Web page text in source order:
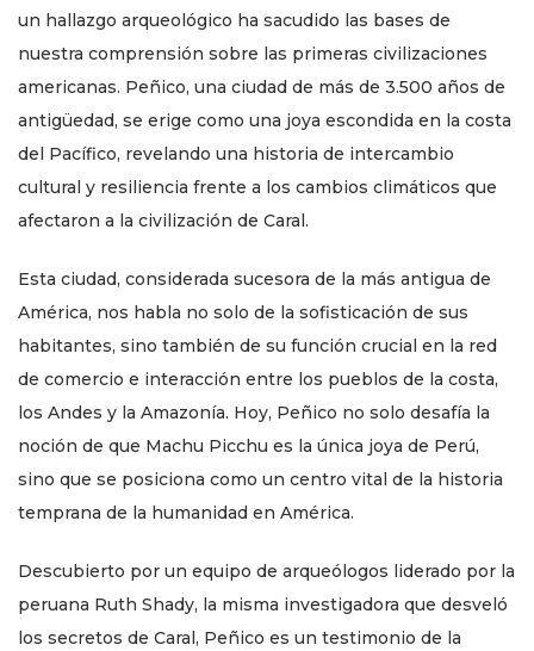
un hallazgo arqueológico ha sacudido las bases de
nuestra comprensión sobre las primeras civilizaciones
americanas. Peñico, una ciudad de más de 3.500 años de
antigüedad, se erige como una joya escondida en la costa
del Pacífico, revelando una historia de intercambio
cultural y resiliencia frente a los cambios climáticos que
afectaron a la civilización de Caral.
Esta ciudad, considerada sucesora de la más antigua de
América, nos habla no solo de la sofisticación de sus
habitantes, sino también de su función crucial en la red
de comercio e interacción entre los pueblos de la costa,
los Andes y la Amazonía. Hoy, Peñico no solo desafía la
noción de que Machu Picchu es la única joya de Perú,
sino que se posiciona como un centro vital de la historia
temprana de la humanidad en América.
Descubierto por un equipo de arqueólogos liderado por la
peruana Ruth Shady, la misma investigadora que desveló
los secretos de Caral, Peñico es un testimonio de la